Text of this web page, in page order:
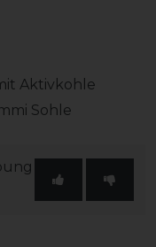
Aktivkohle
Sohle